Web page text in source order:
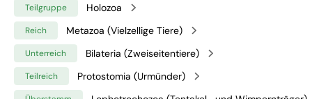
Teilgruppe Holozoa
Reich Metazoa (Vielzellige Tiere)
Unterreich Bilateria (Zweiseitentiere)
Teilreich Protostomia (Urmünder)